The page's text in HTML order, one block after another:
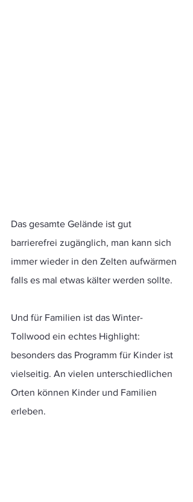
Das gesamte Gelände ist gut
barrierefrei zugänglich, man kann sich
immer wieder in den Zelten aufwärmen
falls es mal etwas kälter werden sollte.
Und für Familien ist das Winter-
Tollwood ein echtes Highlight:
besonders das Programm für Kinder ist
vielseitig. An vielen unterschiedlichen
Orten können Kinder und Familien
erleben.